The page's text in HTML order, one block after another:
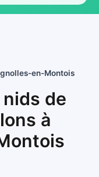
en-Montois
de
à